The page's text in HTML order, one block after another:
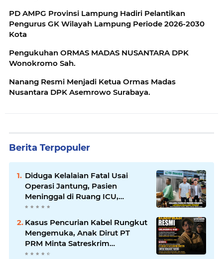
PD AMPG Provinsi Lampung Hadiri Pelantikan
Pengurus GK Wilayah Lampung Periode 2026-2030
Kota
Pengukuhan ORMAS MADAS NUSANTARA DPK
Wonokromo Sah.
Nanang Resmi Menjadi Ketua Ormas Madas
Nusantara DPK Asemrowo Surabaya.
Berita Terpopuler
Diduga Kelalaian Fatal Usai
Operasi Jantung, Pasien
Meninggal di Ruang ICU,
Keluarga Tuntut RSUD dr.
Jawab
Kasus Pencurian Kabel Rungkut
Mengemuka, Anak Dirut PT
PRM Minta Satreskrim
Polrestabes Surabaya Usut